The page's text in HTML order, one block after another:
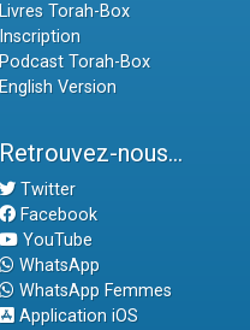
Livres Torah-Box
Inscription
Podcast Torah-Box
English Version
Retrouvez-nous...
Twitter
Facebook
YouTube
WhatsApp
WhatsApp Femmes
Application iOS